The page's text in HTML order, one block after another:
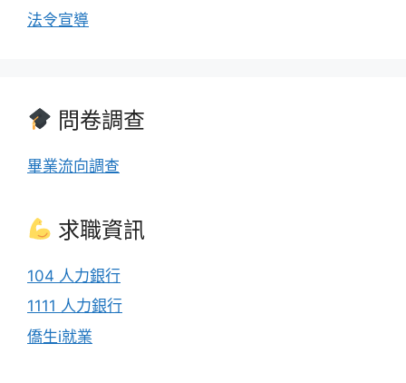
法令宣導
問卷調查
畢業流向調查
求職資訊
104 人力銀行
1111 人力銀行
僑生i就業